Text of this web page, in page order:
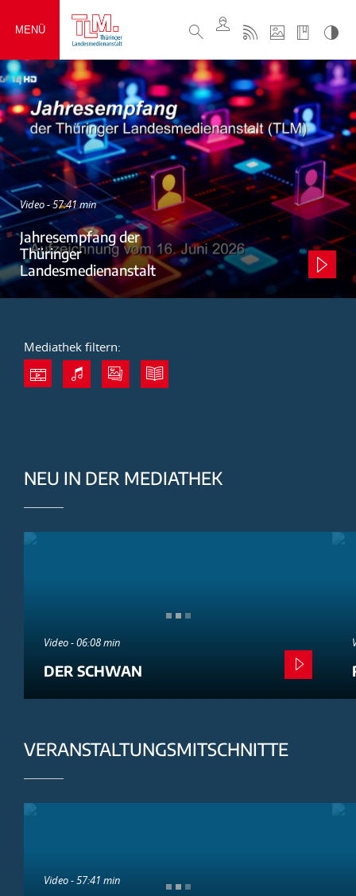
MENÜ
Video - 57:41 min
Jahresempfang der
Thüringer
Landesmedienanstalt
Mediathek filtern:
NEU IN DER MEDIATHEK
Video - 06:08 min
DER SCHWAN
VERANSTALTUNGSMITSCHNITTE
Video - 57:41 min